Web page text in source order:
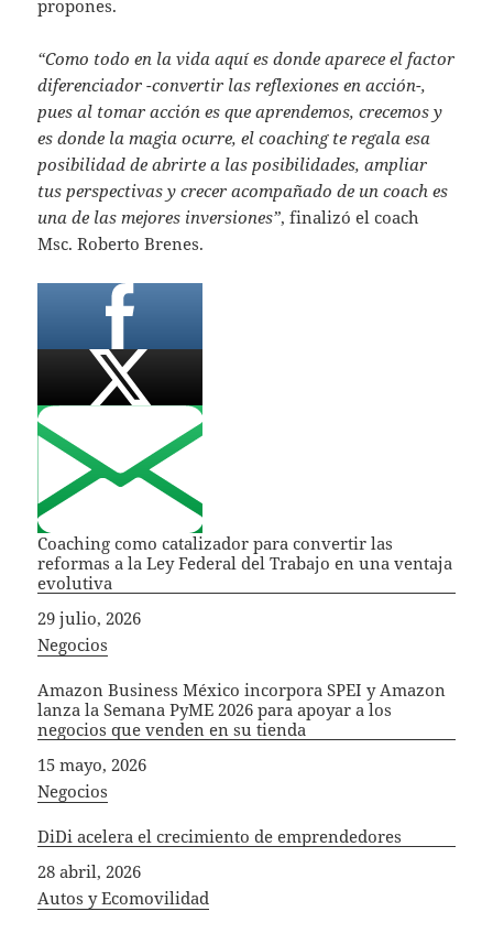
propones.
“Como todo en la vida aquí es donde aparece el factor
diferenciador -convertir las reflexiones en acción-,
pues al tomar acción es que aprendemos, crecemos y
es donde la magia ocurre, el coaching te regala esa
posibilidad de abrirte a las posibilidades, ampliar
tus perspectivas y crecer acompañado de un coach es
una de las mejores inversiones”, finalizó el coach
Msc. Roberto Brenes.
Coaching como catalizador para convertir las
reformas a la Ley Federal del Trabajo en una ventaja
evolutiva
Fecha
29 julio, 2026
In relation to
Negocios
Amazon Business México incorpora SPEI y Amazon
lanza la Semana PyME 2026 para apoyar a los
negocios que venden en su tienda
Fecha
15 mayo, 2026
In relation to
Negocios
DiDi acelera el crecimiento de emprendedores
Fecha
28 abril, 2026
In relation to
Autos y Ecomovilidad